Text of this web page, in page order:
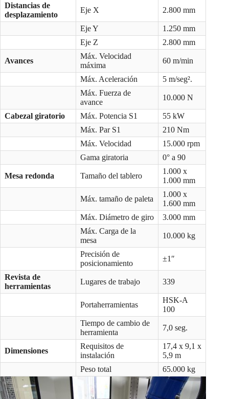
Distancias de
desplazamiento
Eje X 2.800 mm
Eje Y
1.250 mm
Eje Z
2.800 mm
Avances
Máx. Velocidad
máxima
60 m/min
Máx. Aceleración
5 m/seg².
Máx. Fuerza de
avance
10.000 N
Cabezal giratorio Máx. Potencia S1
55 kW
Máx. Par S1
210 Nm
Máx. Velocidad
15.000 rpm
Gama giratoria
0° a 90
Mesa redonda Tamaño del tablero
1.000 x
1.000 mm
Máx. tamaño de paleta
1.000 x
1.600 mm
Máx. Diámetro de giro
3.000 mm
Máx. Carga de la
mesa
10.000 kg
Precisión de
posicionamiento
±1″
Revista de
herramientas
Lugares de trabajo 339
Portaherramientas
HSK-A
100
Tiempo de cambio de
herramienta
7,0 seg.
Dimensiones
Requisitos de
instalación
17,4 x 9,1 x
5,9 m
Peso total
65.000 kg